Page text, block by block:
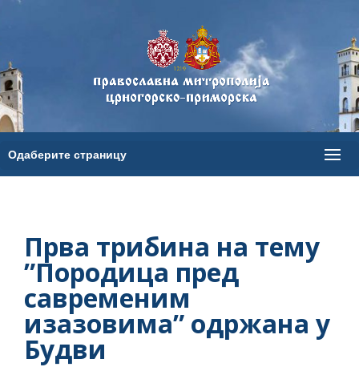
Прва трибина на тему
”Породица пред
савременим
изазовима” одржана у
Будви